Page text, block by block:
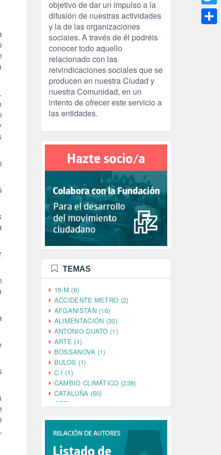
objetivo de dar un impulso a la
difusión de nuestras actividades
y la de las organizaciones
sociales. A través de él podréis
conocer todo aquello
relacionado con las
reivindicaciones sociales que se
producen en nuestra Ciudad y
nuestra Comunidad, en un
intento de ofrecer este servicio a
las entidades.
TEMAS
15-M (6)
ACCIDENTE METRO (2)
AFGANISTÁN (16)
ALIMENTACIÓN (30)
ANTONIO DUATO (1)
ARTE (1)
BOSSANOVA (1)
BULOS (1)
C I (1)
CAMBIO CLIMÁTICO (238)
CATALUÑA (50)
CETA (2)
CINE (35)
CIUDADANÍA (633)